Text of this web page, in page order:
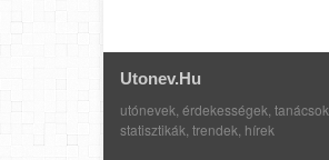
Utonev.hu
utónevek, érdekességek, tanácsok,
statisztikák, trendek, hírek